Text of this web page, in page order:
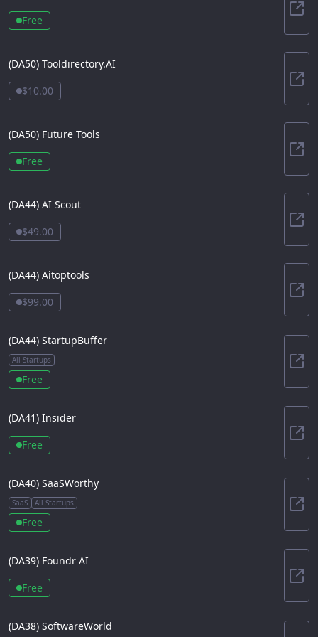
Free
(DA50) Tooldirectory.AI
$10.00
(DA50) Future Tools
Free
(DA44) AI Scout
$49.00
AI
(DA44) Aitoptools
$99.00
(DA44) StartupBuffer
All Startups
Free
(DA41) Insider
Free
(DA40) SaaSWorthy
SaaS All Startups
Free
(DA39) Foundr AI
Free
(DA38) SoftwareWorld